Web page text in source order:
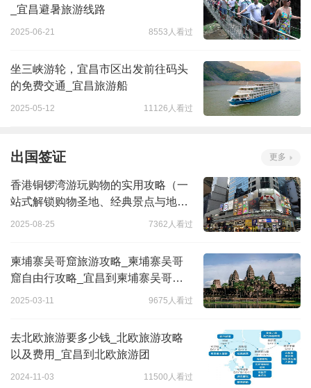
_宜昌避暑旅游线路
2025-06-21 8553人看过
坐三峡游轮，宜昌市区出发前往码头
的免费交通_宜昌旅游船
2025-05-12 11126人看过
出国签证 更多
香港铜锣湾游玩购物的实用攻略（一
站式解锁购物圣地、经典景点与地道
美食）
2025-08-25 7362人看过
柬埔寨吴哥窟旅游攻略_柬埔寨吴哥
窟自由行攻略_宜昌到柬埔寨吴哥窟
旅游
2025-03-11 9675人看过
去北欧旅游要多少钱_北欧旅游攻略
以及费用_宜昌到北欧旅游团
2024-11-03 11500人看过